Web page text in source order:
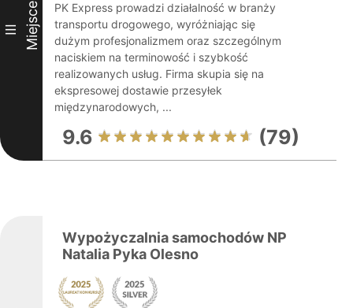
III Miejsce
PK Express prowadzi działalność w branży
transportu drogowego, wyróżniając się
dużym profesjonalizmem oraz szczególnym
naciskiem na terminowość i szybkość
realizowanych usług. Firma skupia się na
ekspresowej dostawie przesyłek
międzynarodowych, ...
9.6 (79)
Wypożyczalnia samochodów NP
Natalia Pyka Olesno